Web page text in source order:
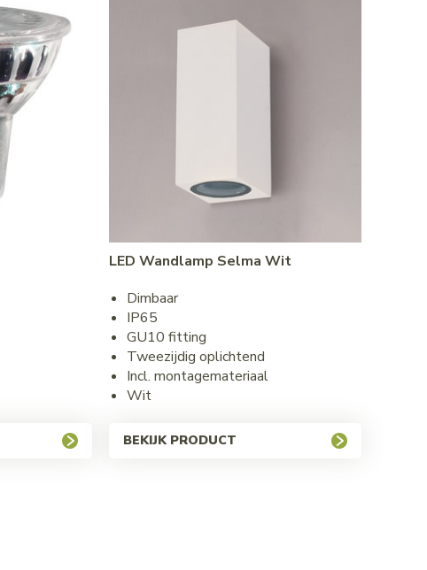
LED Wandlamp Selma Wit
Dimbaar
IP65
GU10 fitting
Tweezijdig oplichtend
Incl. montagemateriaal
Wit
BEKIJK PRODUCT